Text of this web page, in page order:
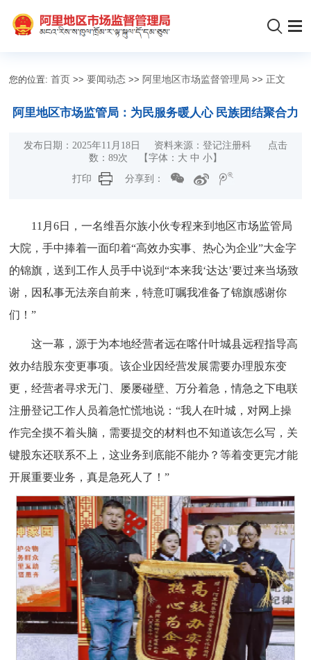
您的位置:首页 >>要闻动态 >> 阿里地区市场监督管理局 >> 正文
阿里地区市场监管局：为民服务暖人心 民族团结聚合力
发布日期：2025年11月18日 资料来源：登记注册科 点击
数： 89次 【字体： 大 中 小】
打印
分享到：
11月6日，一名维吾尔族小伙专程来到地区市场监管局
大院，手中捧着一面印着“高效办实事、热心为企业”大金字
的锦旗，送到工作人员手中说到“本来我‘达达’要过来当场致
谢，因私事无法亲自前来，特意叮嘱我准备了锦旗感谢你
们！”
这一幕，源于为本地经营者远在喀什叶城县远程指导高
效办结股东变更事项。该企业因经营发展需要办理股东变
更，经营者寻求无门、屡屡碰壁、万分着急，情急之下电联
注册登记工作人员着急忙慌地说：“我人在叶城，对网上操
作完全摸不着头脑，需要提交的材料也不知道该怎么写，关
键股东还联系不上，这业务到底能不能办？等着变更完才能
开展重要业务，真是急死人了！”